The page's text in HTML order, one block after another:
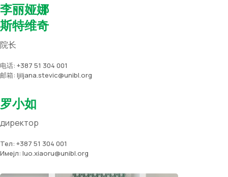
李丽娅娜
斯特维奇
院长
电话: +387 51 304 001
邮箱: ljiljana.stevic@unibl.org
罗小如
директор
Тел: +387 51 304 001
Имејл: luo.xiaoru@unibl.org